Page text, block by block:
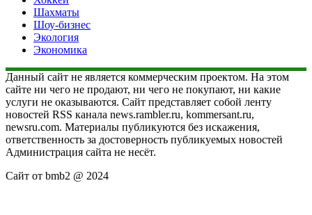
Шахматы
Шоу-бизнес
Экология
Экономика
Данный сайт не является коммерческим проектом. На этом
сайте ни чего не продают, ни чего не покупают, ни какие
услуги не оказываются. Сайт представляет собой ленту
новостей RSS канала news.rambler.ru, kommersant.ru,
newsru.com. Материалы публикуются без искажения,
ответственность за достоверность публикуемых новостей
Администрация сайта не несёт.
Сайт от bmb2 @ 2024